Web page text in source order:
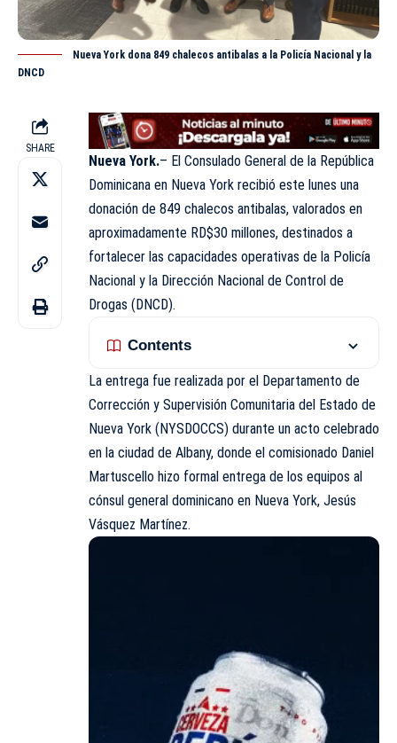
Nueva York dona 849 chalecos antibalas a la Policía Nacional y la
DNCD
SHARE
Nueva York.– El Consulado General de la República
Dominicana en Nueva York recibió este lunes una
donación de 849 chalecos antibalas, valorados en
aproximadamente RD$30 millones, destinados a
fortalecer las capacidades operativas de la Policía
Nacional y la Dirección Nacional de Control de
Drogas (DNCD).
Contents
La entrega fue realizada por el Departamento de
Corrección y Supervisión Comunitaria del Estado de
Nueva York (NYSDOCCS) durante un acto celebrado
en la ciudad de Albany, donde el comisionado Daniel
Martuscello hizo formal entrega de los equipos al
cónsul general dominicano en Nueva York, Jesús
Vásquez Martínez.